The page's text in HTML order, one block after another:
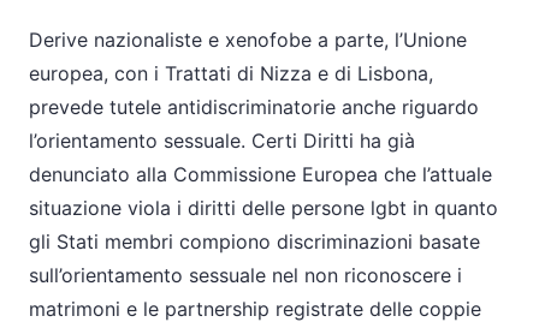
Derive nazionaliste e xenofobe a parte, l’Unione
europea, con i Trattati di Nizza e di Lisbona,
prevede tutele antidiscriminatorie anche riguardo
l’orientamento sessuale. Certi Diritti ha già
denunciato alla Commissione Europea che l’attuale
situazione viola i diritti delle persone lgbt in quanto
gli Stati membri compiono discriminazioni basate
sull’orientamento sessuale nel non riconoscere i
matrimoni e le partnership registrate delle coppie